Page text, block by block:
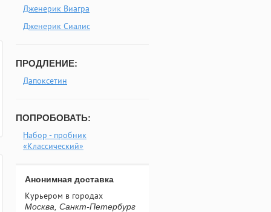
Дженерик Виагра
Дженерик Сиалис
ПРОДЛЕНИЕ:
Дапоксетин
ПОПРОБОВАТЬ:
Набор - пробник
«Классический»
Анонимная доставка
Курьером в городах
Москва, Санкт-Петербург